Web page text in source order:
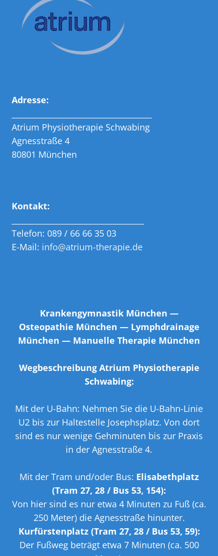
Adresse:
Atrium Physiotherapie Schwabing
Agnesstraße 4
80801 München
Kontakt:
Telefon: 089 / 66 66 35 03
E-Mail: info@atrium-therapie.de
Krankengymnastik München —
Osteopathie München — Lymphdrainage
München — Manuelle Therapie München
Wegbeschreibung Atrium Physiotherapie
Schwabing:
Mit der U-Bahn: Nehmen Sie die U-Bahn-Linie
U2 bis zur Haltestelle Josephsplatz. Von dort
sind es nur wenige Gehminuten bis zur Praxis
in der Agnesstraße 4.
Mit der Tram und/oder Bus: Elisabethplatz
(Tram 27, 28 / Bus 53, 154):
Von hier sind es nur etwa 4 Minuten zu Fuß (ca.
250 Meter) die Agnesstraße hinunter.
Kurfürstenplatz (Tram 27, 28 / Bus 53, 59):
Der Fußweg beträgt etwa 7 Minuten (ca. 500